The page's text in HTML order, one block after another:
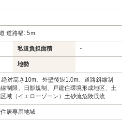
道路幅: 5ｍ
私道負担面積 -
地勢
対高さ10m、外壁後退1.0m、道路斜線制
制限、日影規制、戸建住環境形成地区、土
域（イエローゾーン）土砂流危険渓流
居専用地域